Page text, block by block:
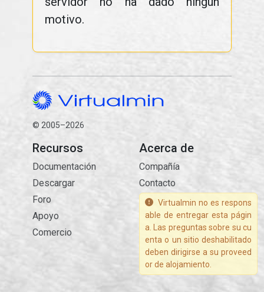
motivo.
© 2005–2026
Recursos
Documentación
Descargar
Foro
Apoyo
Comercio
Acerca de
Compañía
Contacto
Virtualmin no es respons
able de entregar esta págin
a. Las preguntas sobre su cu
enta o un sitio deshabilitado
deben dirigirse a su proveed
or de alojamiento.